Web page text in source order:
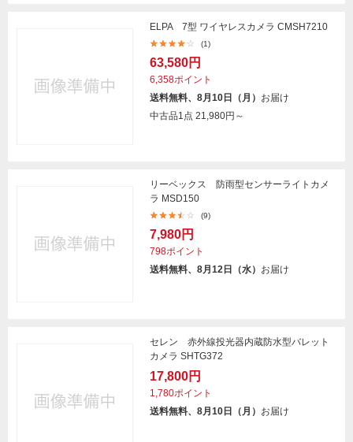
ELPA 7型 ワイヤレスカメラ CMSH7210
(1)
63,580円
6,358ポイント
送料無料、8月10日（月） お届け
中古品1点 21,980円～
リーベックス 防雨型センサーライトカメ
ラ MSD150
(9)
7,980円
798ポイント
送料無料、8月12日（水） お届け
セレン 赤外線投光器内蔵防水型バレット
カメラ SHTG372
17,800円
1,780ポイント
送料無料、8月10日（月） お届け